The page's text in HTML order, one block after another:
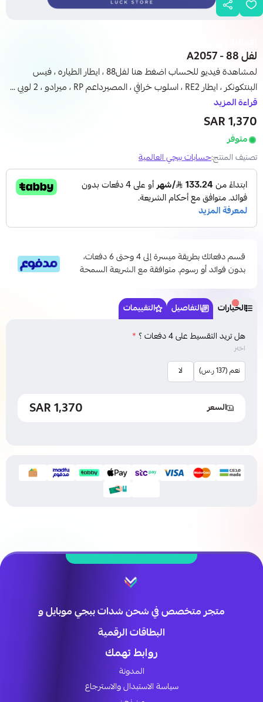
لفل 88 - A2057
لمشاهدة فيديو للحساب اضغط هنا لفل88 ، ايطار الطياره ، فيس
البنتكونكر ، ايطار RE2 ، اسلوب خرافي ، المصيرداعم RP ، ميرادو ، 2 لوبي ...
قراءة المزيد
1,370 SAR
متوفر
تصنيف المنتج:حسابات ببجي العالمية
قسم دفعاتك بطريقة ميسرة إلى 4 وحتى 6 دفعات،
بدون فوائد أو رسوم. متوافقة مع الشريعة السمحة
الخيارات التفاصيل التقييمات
هل تريد التقسيط على 4 دفعات ؟ *
اختر
نعم (137 ر.س) لا
السعر 1,370 SAR
متجر متخصص في شحن شدات ببجي موبايل و
البطاقات الرقمية
روابط تهمك
المدونة
سياسة الاستبدال والاسترجاع